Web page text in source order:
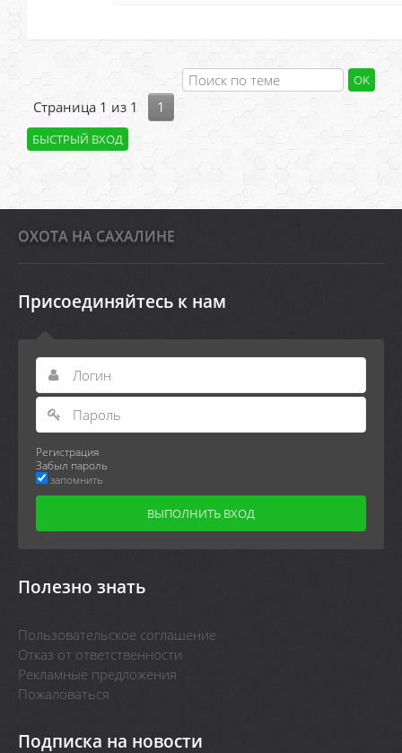
Страница 1 из 1 1
ОХОТА НА САХАЛИНЕ
Присоединяйтесь к нам
Регистрация
Забыл пароль
запомнить
Полезно знать
Пользовательское соглашение
Отказ от ответственности
Рекламные предложения
Пожаловаться
Подписка на новости